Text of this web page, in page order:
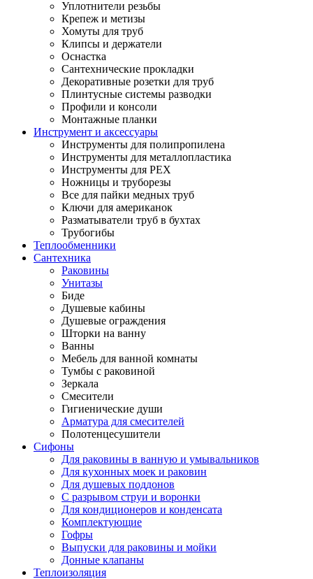
Уплотнители резьбы
Крепеж и метизы
Хомуты для труб
Клипсы и держатели
Оснастка
Сантехнические прокладки
Декоративные розетки для труб
Плинтусные системы разводки
Профили и консоли
Монтажные планки
Инструмент и аксессуары
Инструменты для полипропилена
Инструменты для металлопластика
Инструменты для PEX
Ножницы и труборезы
Все для пайки медных труб
Ключи для американок
Разматыватели труб в бухтах
Трубогибы
Теплообменники
Сантехника
Раковины
Унитазы
Биде
Душевые кабины
Душевые ограждения
Шторки на ванну
Ванны
Мебель для ванной комнаты
Тумбы с раковиной
Зеркала
Смесители
Гигиенические души
Арматура для смесителей
Полотенцесушители
Сифоны
Для раковины в ванную и умывальников
Для кухонных моек и раковин
Для душевых поддонов
С разрывом струи и воронки
Для кондиционеров и конденсата
Комплектующие
Гофры
Выпуски для раковины и мойки
Донные клапаны
Теплоизоляция